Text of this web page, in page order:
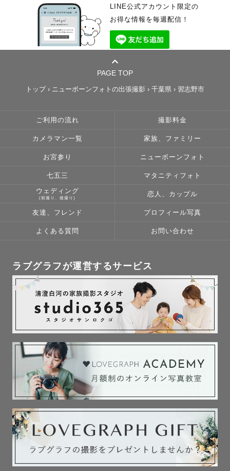
LINE公式アカウント限定の
お得な情報を毎週配信！
PAGE TOP
トップ › ニューボーンフォトの出張撮影 › 千葉県 › 習志野市
ご利用の流れ 撮影料金
カメラマン一覧 家族、ファミリー
お宮参り ニューボーンフォト
七五三 マタニティフォト
ウェディング
(前撮り、後撮り)
恋人、カップル
友達、フレンド プロフィール写真
よくある質問 お問い合わせ
ラブグラフが運営するサービス